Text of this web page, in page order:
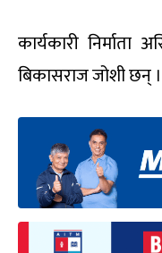
कार्यकारी निर्माता
बिकासराज जोशी छन्